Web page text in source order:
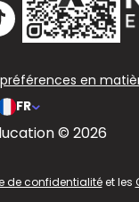
en
FR
© 2026
de confidentialitéet les